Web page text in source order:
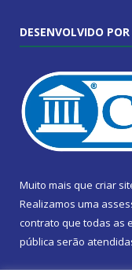
DESENVOLVIDO
Muito mais que criar
Realizamos uma
contrato que todas as
pública serão